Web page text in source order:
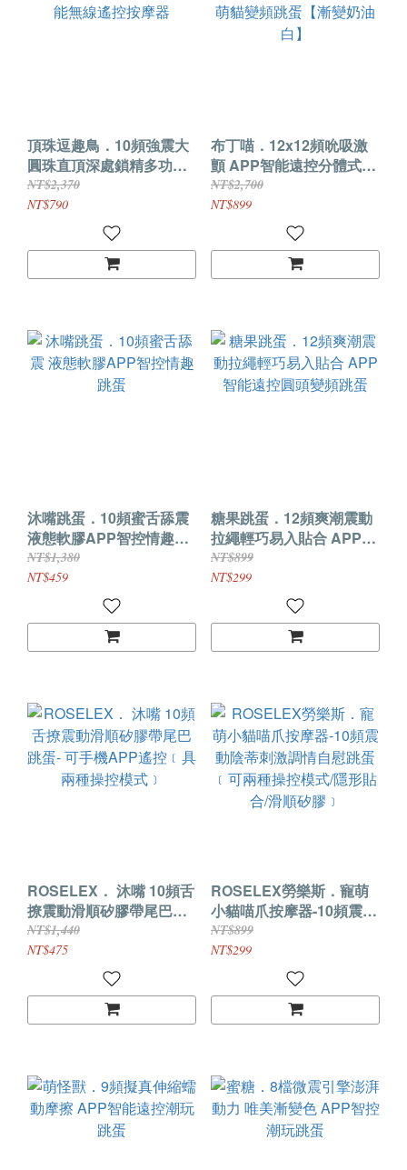
頂珠逗趣鳥．10頻強震大
圓珠直頂深處鎖精多功能
無線遙控按摩器
NT$2,370
NT$790
布丁喵．12x12頻吮吸激
顫 APP智能遠控分體式萌
貓變頻跳蛋【漸變奶油
白】
NT$2,700
NT$899
沐嘴跳蛋．10頻蜜舌舔震
液態軟膠APP智控情趣跳
蛋
NT$1,380
NT$459
糖果跳蛋．12頻爽潮震動
拉繩輕巧易入貼合 APP智
能遠控圓頭變頻跳蛋
NT$899
NT$299
ROSELEX． 沐嘴 10頻舌
撩震動滑順矽膠帶尾巴跳
蛋- 可手機APP遙控﹝具
兩種操控模式﹞
NT$1,440
NT$475
ROSELEX勞樂斯．寵萌
小貓喵爪按摩器-10頻震動
陰蒂刺激調情自慰跳蛋
﹝可兩種操控模式/隱形貼
合/滑順矽膠﹞
NT$899
NT$299